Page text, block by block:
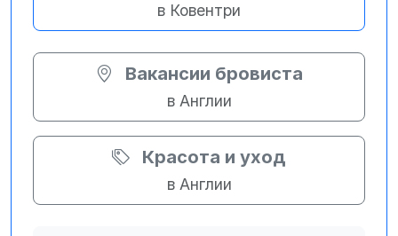
в Ковентри
Вакансии бровиста
в Англии
Красота и уход
в Англии